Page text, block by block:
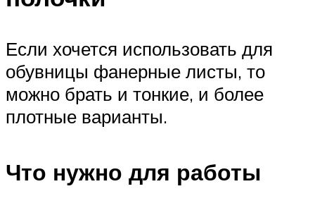
Если хочется использовать для
обувницы фанерные листы, то
можно брать и тонкие, и более
плотные варианты.
Что нужно для работы